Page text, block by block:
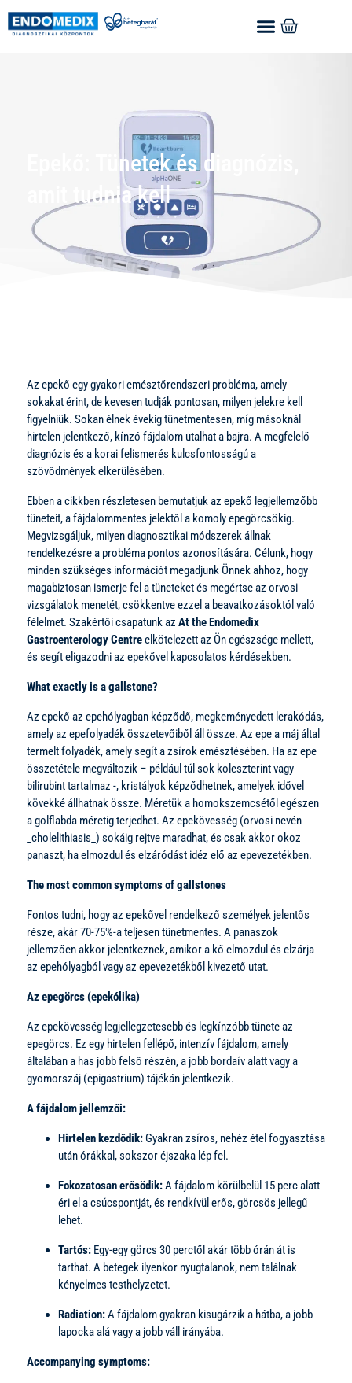
Epekő: Tünetek és diagnózis,
amit tudnia kell
Az epekő egy gyakori emésztőrendszeri probléma, amely
sokakat érint, de kevesen tudják pontosan, milyen jelekre kell
figyelniük. Sokan élnek évekig tünetmentesen, míg másoknál
hirtelen jelentkező, kínzó fájdalom utalhat a bajra. A megfelelő
diagnózis és a korai felismerés kulcsfontosságú a
szövődmények elkerülésében.
Ebben a cikkben részletesen bemutatjuk az epekő legjellemzőbb
tüneteit, a fájdalommentes jelektől a komoly epegörcsökig.
Megvizsgáljuk, milyen diagnosztikai módszerek állnak
rendelkezésre a probléma pontos azonosítására. Célunk, hogy
minden szükséges információt megadjunk Önnek ahhoz, hogy
magabiztosan ismerje fel a tüneteket és megértse az orvosi
vizsgálatok menetét, csökkentve ezzel a beavatkozásoktól való
félelmet. Szakértői csapatunk az At the Endomedix
Gastroenterology Centreelkötelezett az Ön egészsége mellett,
és segít eligazodni az epekővel kapcsolatos kérdésekben.
What exactly is a gallstone?
Az epekő az epehólyagban képződő, megkeményedett lerakódás,
amely az epefolyadék összetevőiből áll össze. Az epe a máj által
termelt folyadék, amely segít a zsírok emésztésében. Ha az epe
összetétele megváltozik – például túl sok koleszterint vagy
bilirubint tartalmaz -, kristályok képződhetnek, amelyek idővel
kövekké állhatnak össze. Méretük a homokszemcsétől egészen
a golflabda méretig terjedhet. Az epekövesség (orvosi nevén
_cholelithiasis_) sokáig rejtve maradhat, és csak akkor okoz
panaszt, ha elmozdul és elzáródást idéz elő az epevezetékben.
The most common symptoms of gallstones
Fontos tudni, hogy az epekővel rendelkező személyek jelentős
része, akár 70-75%-a teljesen tünetmentes. A panaszok
jellemzően akkor jelentkeznek, amikor a kő elmozdul és elzárja
az epehólyagból vagy az epevezetékből kivezető utat.
Az epegörcs (epekólika)
Az epekövesség legjellegzetesebb és legkínzóbb tünete az
epegörcs. Ez egy hirtelen fellépő, intenzív fájdalom, amely
általában a has jobb felső részén, a jobb bordaív alatt vagy a
gyomorszáj (epigastrium) tájékán jelentkezik.
A fájdalom jellemzői:
Hirtelen kezdődik:Gyakran zsíros, nehéz étel fogyasztása
után órákkal, sokszor éjszaka lép fel.
Fokozatosan erősödik:A fájdalom körülbelül 15 perc alatt
éri el a csúcspontját, és rendkívül erős, görcsös jellegű
lehet.
Tartós: Egy-egy görcs 30 perctől akár több órán át is
tarthat. A betegek ilyenkor nyugtalanok, nem találnak
kényelmes testhelyzetet.
Radiation:A fájdalom gyakran kisugárzik a hátba, a jobb
lapocka alá vagy a jobb váll irányába.
Accompanying symptoms: